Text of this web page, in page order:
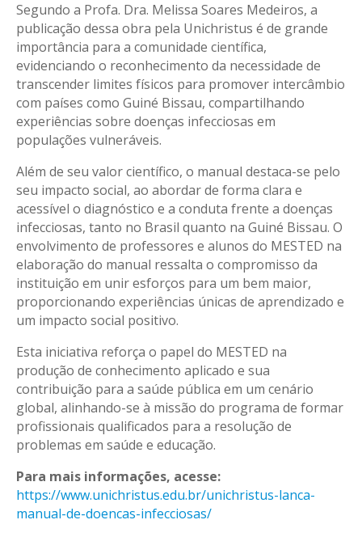
Segundo a Profa. Dra. Melissa Soares Medeiros, a
publicação dessa obra pela Unichristus é de grande
importância para a comunidade científica,
evidenciando o reconhecimento da necessidade de
transcender limites físicos para promover intercâmbio
com países como Guiné Bissau, compartilhando
experiências sobre doenças infecciosas em
populações vulneráveis.
Além de seu valor científico, o manual destaca-se pelo
seu impacto social, ao abordar de forma clara e
acessível o diagnóstico e a conduta frente a doenças
infecciosas, tanto no Brasil quanto na Guiné Bissau. O
envolvimento de professores e alunos do MESTED na
elaboração do manual ressalta o compromisso da
instituição em unir esforços para um bem maior,
proporcionando experiências únicas de aprendizado e
um impacto social positivo.
Esta iniciativa reforça o papel do MESTED na
produção de conhecimento aplicado e sua
contribuição para a saúde pública em um cenário
global, alinhando-se à missão do programa de formar
profissionais qualificados para a resolução de
problemas em saúde e educação.
Para mais informações, acesse:
https://www.unichristus.edu.br/unichristus-lanca-
manual-de-doencas-infecciosas/